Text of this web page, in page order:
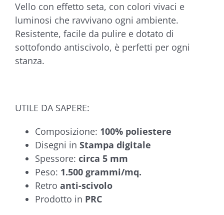
Vello con effetto seta, con colori vivaci e
luminosi che ravvivano ogni ambiente.
Resistente, facile da pulire e dotato di
sottofondo antiscivolo, è perfetti per ogni
stanza.
UTILE DA SAPERE:
Composizione: 100% poliestere
Disegni in Stampa digitale
Spessore: circa 5 mm
Peso: 1.500 grammi/mq.
Retro anti-scivolo
Prodotto in PRC